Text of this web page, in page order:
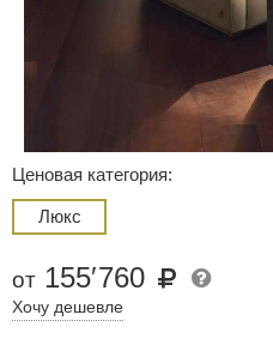
Ценовая категория:
Люкс
от 155′760
Хочу дешевле